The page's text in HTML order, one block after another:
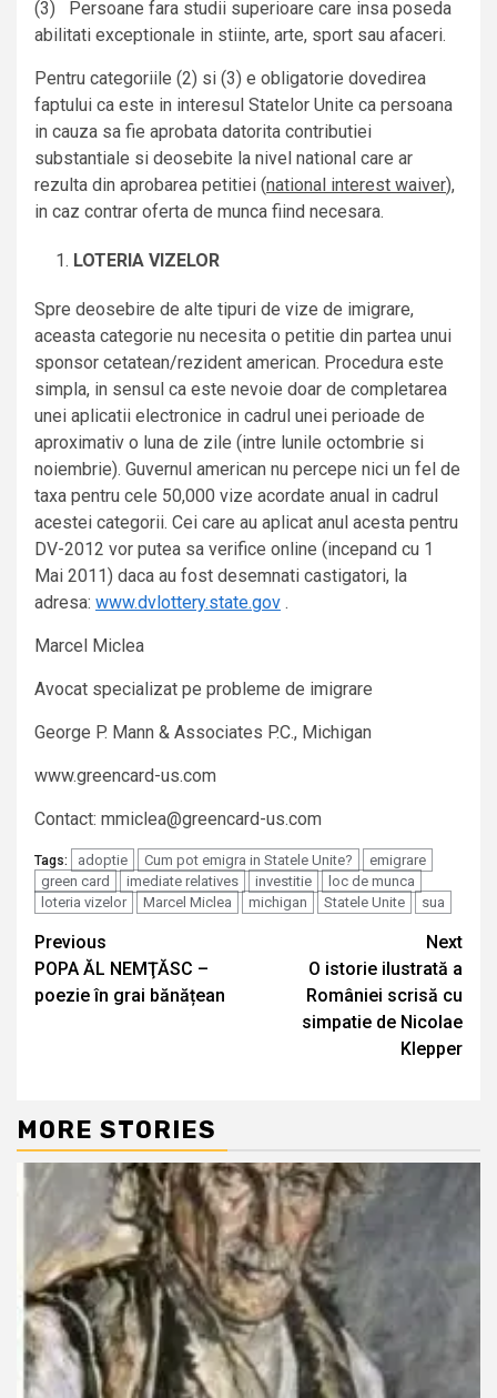
(3) Persoane fara studii superioare care insa poseda
abilitati exceptionale in stiinte, arte, sport sau afaceri.
Pentru categoriile (2) si (3) e obligatorie dovedirea
faptului ca este in interesul Statelor Unite ca persoana
in cauza sa fie aprobata datorita contributiei
substantiale si deosebite la nivel national care ar
rezulta din aprobarea petitiei (national interest waiver),
in caz contrar oferta de munca fiind necesara.
LOTERIA VIZELOR
Spre deosebire de alte tipuri de vize de imigrare,
aceasta categorie nu necesita o petitie din partea unui
sponsor cetatean/rezident american. Procedura este
simpla, in sensul ca este nevoie doar de completarea
unei aplicatii electronice in cadrul unei perioade de
aproximativ o luna de zile (intre lunile octombrie si
noiembrie). Guvernul american nu percepe nici un fel de
taxa pentru cele 50,000 vize acordate anual in cadrul
acestei categorii. Cei care au aplicat anul acesta pentru
DV-2012 vor putea sa verifice online (incepand cu 1
Mai 2011) daca au fost desemnati castigatori, la
adresa: www.dvlottery.state.gov .
Marcel Miclea
Avocat specializat pe probleme de imigrare
George P. Mann & Associates P.C., Michigan
www.greencard-us.com
Contact: mmiclea@greencard-us.com
Tags: adoptie Cum pot emigra in Statele Unite?
emigrare
green card
imediate relatives investitie
loc de munca
loteria vizelor
Marcel Miclea michigan Statele Unite sua
Continue
Reading
Previous
POPA ĂL NEMŢĂSC –
poezie în grai bănățean
Next
O istorie ilustrată a
României scrisă cu
simpatie de Nicolae
Klepper
MORE STORIES